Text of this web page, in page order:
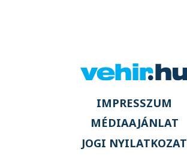
IMPRESSZUM
MÉDIAAJÁNLAT
JOGI NYILATKOZAT